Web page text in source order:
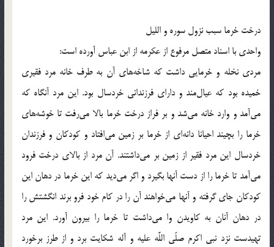
درخت خرما سبب نزول سوره و الليل
واحدى با اسناد متصل مرفوع از عكرمه از ابن عباس آورده است:
مردى نخله و خرمايى داشت كه شاخه‌هاى آن به طرف خانه مرد فقيرى
خميده بود كه عيال‌مند و داراى فرزندانى خردسال بود. اين مرد آنگاه كه
مى‌آمد و وارد خانه مى‌شد و بر فراز درخت خرما بالا مى‌رفت تا خوشه‌هاى
خرما را بچيند احيانا دانه‌اى از خرما بر زمين مى‌افتاد و كودكان و فرزندان
خردسال اين مرد فقير از زمين بر مى‌داشتند. آن مرد از بالاى درخت فرود
مى‌آمد تا خرما را از دست آنها بگيرد و اگر مى‌ديد كه اين خرما در دهان اين
كودكان جاى گرفته و آنها مى‌خواهند آن را در كام خود فرو برند انگشتش را
در دهان آنان به كاويدن وا مى‌داشت تا خرما را بيرون آورد. اين مرد
تهيدست نزد نبى اكرم صلّى اللَّه عليه و آله شكايت برد و از طرز برخورد